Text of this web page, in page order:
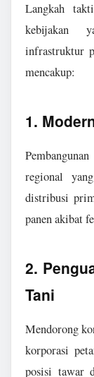
Langkah
kebijakan
infrastruktur
mencakup:
1.
regional
distribusi
panen akibat
2.
Tani
Mendorong
korporasi
posisi tawar